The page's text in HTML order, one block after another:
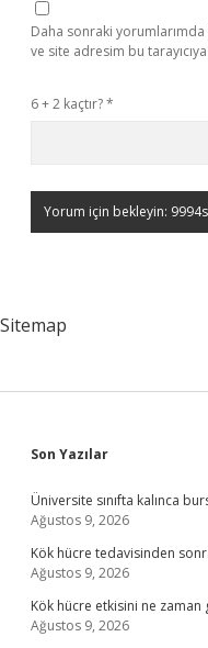
Daha sonraki yorumlarımda
ve site adresim bu
6 + 2 kaçtır?*
Sitemap
Sidebar
Son Yazılar
Üniversite sınıfta kalınca
Ağustos 9, 2026
Kök hücre tedavisinden
Ağustos 9, 2026
Kök hücre etkisini ne zaman
Ağustos 9, 2026